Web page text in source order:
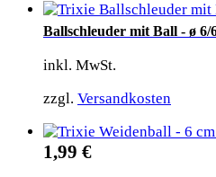
Ballschleuder mit Ball - ø 6/
inkl. MwSt.
zzgl. Versandkosten
1,99 €